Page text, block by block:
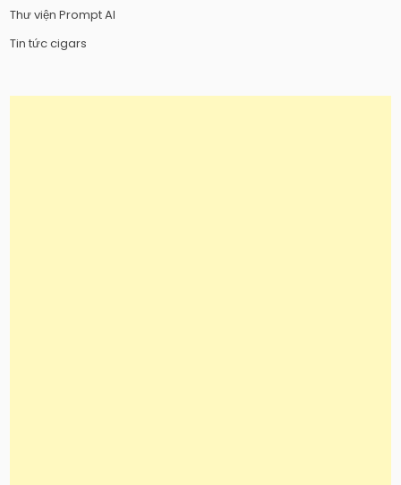
Thư viện Prompt AI
Tin tức cigars